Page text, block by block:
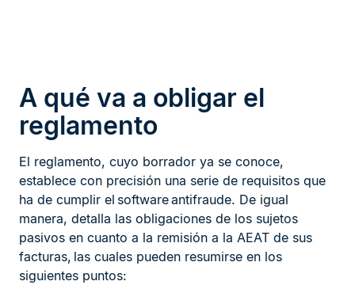
A qué va a obligar el
reglamento
El reglamento, cuyo borrador ya se conoce,
establece con precisión una serie de requisitos que
ha de cumplir el software antifraude. De igual
manera, detalla las obligaciones de los sujetos
pasivos en cuanto a la remisión a la AEAT de sus
facturas, las cuales pueden resumirse en los
siguientes puntos: